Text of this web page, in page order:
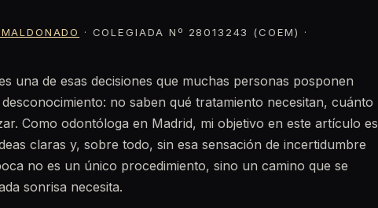
· COLEGIADA Nº 28013243 (COEM) ·
una de esas decisiones que muchas personas posponen
no saben qué tratamiento necesitan, cuánto
Como odontóloga en Madrid, mi objetivo en este artículo es
claras y, sobre todo, sin esa sensación de incertidumbre
no es un único procedimiento, sino un camino que se
sonrisa necesita.